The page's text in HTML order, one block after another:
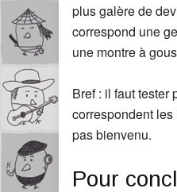
plus galère de
correspond une
une montre à
Bref : il faut tester
correspondent les
pas bienvenu.
Pour